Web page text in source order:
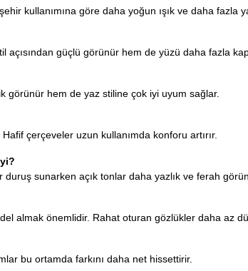
kullanımına göre daha yoğun ışık ve daha fazla
açısından güçlü görünür hem de yüzü daha fazla
görünür hem de yaz stiline çok iyi uyum sağlar.
çerçeveler uzun kullanımda konforu artırır.
duruş sunarken açık tonlar daha yazlık ve ferah
almak önemlidir. Rahat oturan gözlükler daha az
bu ortamda farkını daha net hissettirir.